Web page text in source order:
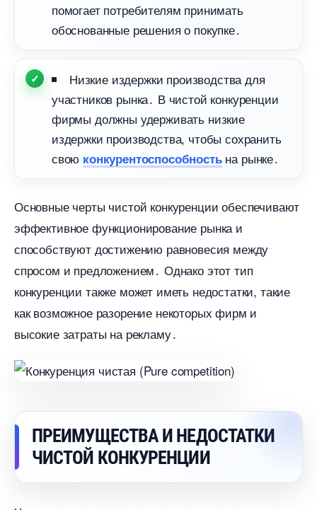
помогает потребителям принимать
обоснованные решения о покупке․
Низкие издержки производства для
участников рынка․ В чистой конкуренции
фирмы должны удерживать низкие
издержки производства, чтобы сохранить
свою конкурентоспособностьна рынке․
Основные черты чистой конкуренции обеспечивают
эффективное функционирование рынка и
способствуют достижению равновесия между
спросом и предложением․ Однако этот тип
конкуренции также может иметь недостатки, такие
как возможное разорение некоторых фирм и
ысокие затраты на рекламу․
ПРЕИМУЩЕСТВА И НЕДОСТАТКИ
ЧИСТОЙ КОНКУРЕНЦИИ